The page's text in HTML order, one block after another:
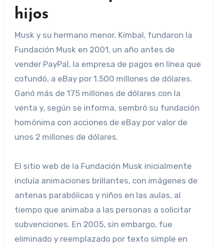
hijos
Musk y su hermano menor, Kimbal, fundaron la
Fundación Musk en 2001, un año antes de
vender PayPal, la empresa de pagos en línea que
cofundó, a eBay por 1.500 millones de dólares.
Ganó más de 175 millones de dólares con la
venta y, según se informa, sembró su fundación
homónima con acciones de eBay por valor de
unos 2 millones de dólares.
El sitio web de la Fundación Musk inicialmente
incluía animaciones brillantes, con imágenes de
antenas parabólicas y niños en las aulas, al
tiempo que animaba a las personas a solicitar
subvenciones. En 2005, sin embargo, fue
eliminado y reemplazado por texto simple en